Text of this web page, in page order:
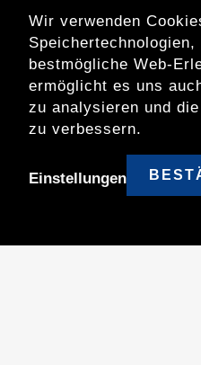
Wir verwenden
Speichertechnologien,
bestmögliche Web-
ermöglicht es uns
zu analysieren und
zu verbessern.
Einstellungen
Daten­schutz­er­klä­rung